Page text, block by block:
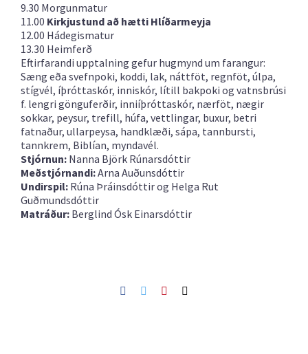
9.30 Morgunmatur
11.00 Kirkjustund að hætti Hlíðarmeyja
12.00 Hádegismatur
13.30 Heimferð
Eftirfarandi upptalning gefur hugmynd um farangur:
Sæng eða svefnpoki, koddi, lak, náttföt, regnföt, úlpa,
stígvél, íþróttaskór, inniskór, lítill bakpoki og vatnsbrúsi
f. lengri gönguferðir, inniíþróttaskór, nærföt, nægir
sokkar, peysur, trefill, húfa, vettlingar, buxur, betri
fatnaður, ullarpeysa, handklæði, sápa, tannbursti,
tannkrem, Biblían, myndavél.
Stjórnun: Nanna Björk Rúnarsdóttir
Meðstjórnandi:Arna Auðunsdóttir
Undirspil: Rúna Þráinsdóttir og Helga Rut
Guðmundsdóttir
Matráður: Berglind Ósk Einarsdóttir
Facebook
TwitterPinterest